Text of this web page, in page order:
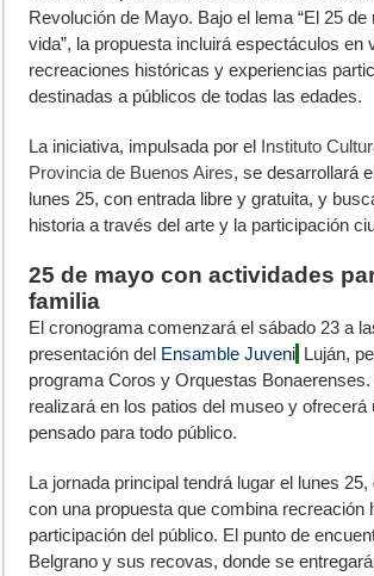
Revolución de Mayo. Bajo el lema “El 25
vida”, la propuesta incluirá espectáculos en
recreaciones históricas y experiencias
destinadas a públicos de todas las edades.
La iniciativa, impulsada por el
Instituto
Provincia de Buenos Aires, se desarrollará
lunes 25, con entrada libre y gratuita, y
historia a través del arte y la participación
25 de mayo con actividades
familia
El cronograma comenzará el sábado 23 a
presentación del Ensamble Juveni Luján,
programa Coros y Orquestas
realizará en los patios del museo y ofrecerá
pensado para todo público.
La jornada principal tendrá lugar el lunes
con una propuesta que combina recreación
participación del público. El punto de
Belgrano y sus recovas, donde se